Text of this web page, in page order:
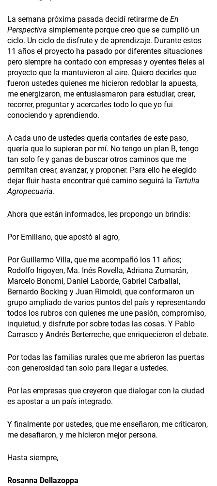
La semana próxima pasada decidí retirarme de En
Perspectiva simplemente porque creo que se cumplió un
ciclo. Un ciclo de disfrute y de aprendizaje. Durante estos
11 años el proyecto ha pasado por diferentes situaciones
pero siempre ha contado con empresas y oyentes fieles al
proyecto que la mantuvieron al aire. Quiero decirles que
fueron ustedes quienes me hicieron redoblar la apuesta,
me energizaron, me entusiasmaron para estudiar, crear,
recorrer, preguntar y acercarles todo lo que yo fui
conociendo y aprendiendo.
A cada uno de ustedes quería contarles de este paso,
quería que lo supieran por mí. No tengo un plan B, tengo
tan solo fe y ganas de buscar otros caminos que me
permitan crear, avanzar, y proponer. Para ello he elegido
dejar fluir hasta encontrar qué camino seguirá la Tertulia
Agropecuaria.
Ahora que están informados, les propongo un brindis:
Por Emiliano, que apostó al agro,
Por Guillermo Villa, que me acompañó los 11 años;
Rodolfo Irigoyen, Ma. Inés Rovella, Adriana Zumarán,
Marcelo Bonomi, Daniel Laborde, Gabriel Carballal,
Bernardo Bocking y Juan Rimoldi, que conformaron un
grupo ampliado de varios puntos del país y representando
todos los rubros con quienes me une pasión, compromiso,
inquietud, y disfrute por sobre todas las cosas. Y Pablo
Carrasco y Andrés Berterreche, que enriquecieron el debate.
Por todas las familias rurales que me abrieron las puertas
con generosidad tan solo para llegar a ustedes.
Por las empresas que creyeron que dialogar con la ciudad
es apostar a un país integrado.
Y finalmente por ustedes, que me enseñaron, me criticaron,
me desafiaron, y me hicieron mejor persona.
Hasta siempre,
Rosanna Dellazoppa